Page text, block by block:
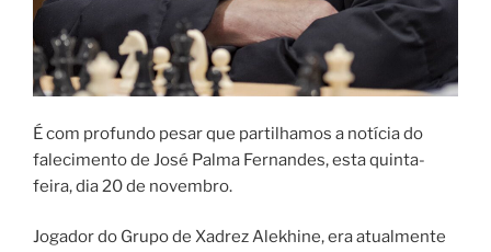
É com profundo pesar que partilhamos a notícia do
falecimento de José Palma Fernandes, esta quinta-
feira, dia 20 de novembro.
Jogador do Grupo de Xadrez Alekhine, era atualmente